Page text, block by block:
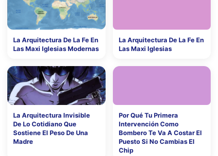
La Arquitectura De La Fe En
Las Maxi Iglesias Modernas
La Arquitectura De La Fe En
Las Maxi Iglesias
La Arquitectura Invisible
De Lo Cotidiano Que
Sostiene El Peso De Una
Madre
Por Qué Tu Primera
Intervención Como
Bombero Te Va A Costar El
Puesto Si No Cambias El
Chip